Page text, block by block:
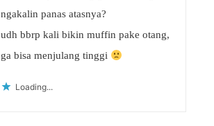
ngakalin panas atasnya?
udh bbrp kali bikin muffin pake otang,
ga bisa menjulang tinggi
Loading...